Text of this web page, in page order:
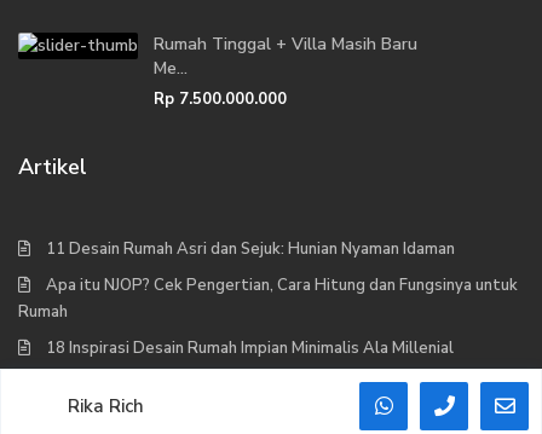
Rumah Tinggal + Villa Masih Baru
Me...
Rp 7.500.000.000
Artikel
11 Desain Rumah Asri dan Sejuk: Hunian Nyaman Idaman
Apa itu NJOP? Cek Pengertian, Cara Hitung dan Fungsinya untuk
Rumah
18 Inspirasi Desain Rumah Impian Minimalis Ala Millenial
Tips Untuk Anda Yang Akan Membeli Rumah
Rika Rich